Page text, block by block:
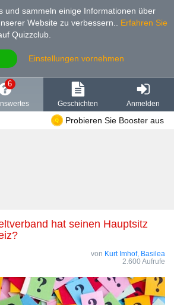
und sammeln einige Informationen über
Website zu verbessern.
Erfahren Sie
Quizzclub.
Einstellungen vornehmen
6
Geschichten Anmelden
Probieren Sie Booster aus
von Kurt Imhof, Basilea
2.600 Aufrufe